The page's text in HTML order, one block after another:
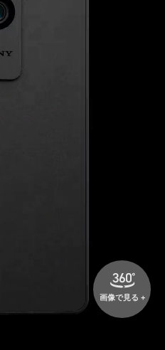
画像で見る +